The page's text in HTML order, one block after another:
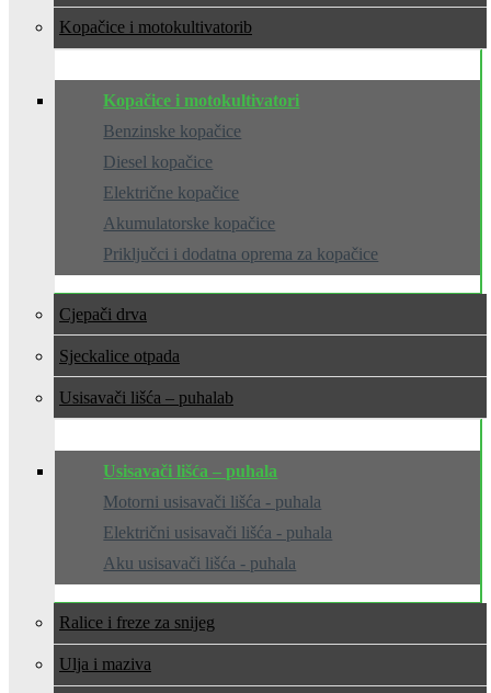
Kopačice i motokultivatori
Kopačice i motokultivatori
Benzinske kopačice
Diesel kopačice
Električne kopačice
Akumulatorske kopačice
Priključci i dodatna oprema za kopačice
Cjepači drva
Sjeckalice otpada
Usisavači lišća – puhala
Usisavači lišća – puhala
Motorni usisavači lišća - puhala
Električni usisavači lišća - puhala
Aku usisavači lišća - puhala
Ralice i freze za snijeg
Ulja i maziva